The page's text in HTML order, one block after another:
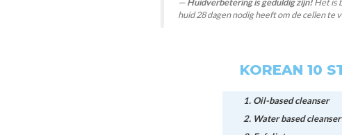
Huidverbetering is geduldig zijn!Het is
huid 28 dagen nodig heeft om de cellen te
KOREAN 10
1. Oil-based cleanser
2. Water based cleanser